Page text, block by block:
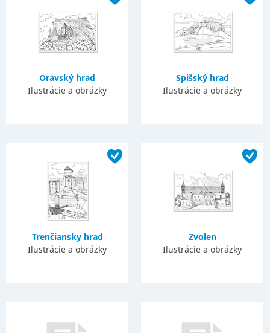
Oravský hrad
Ilustrácie a obrázky
Spišský hrad
Ilustrácie a obrázky
Trenčiansky hrad
Ilustrácie a obrázky
Zvolen
Ilustrácie a obrázky